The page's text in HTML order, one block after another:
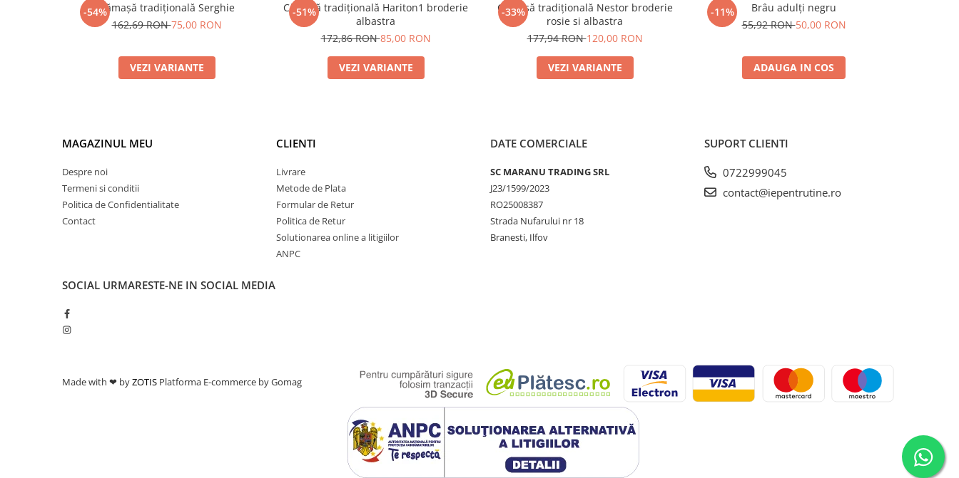
-54%Cămașă tradițională Serghie
162,69 RON75,00 RON
VEZI VARIANTE
-51%
Cămașă tradițională Hariton1 broderie
albastra
172,86 RON85,00 RON
VEZI VARIANTE
-33%
Cămașă tradițională Nestor broderie
rosie si albastra
177,94 RON120,00 RON
VEZI VARIANTE
-11%
Brâu adulți negru
55,92 RON50,00 RON
ADAUGA IN COS
MAGAZINUL MEU
Despre noi
Termeni si conditii
Politica de Confidentialitate
Contact
CLIENTI
Livrare
Metode de Plata
Formular de Retur
Politica de Retur
Solutionarea online a litigiilor
ANPC
DATE COMERCIALE
SC MARANU TRADING SRL
J23/1599/2023
RO25008387
Strada Nufarului nr 18
Branesti, Ilfov
SUPORT CLIENTI
0722999045
contact@iepentrutine.ro
SOCIAL URMARESTE-NE IN SOCIAL MEDIA
Made with ❤ byZOTIS Platforma E-commerce by Gomag